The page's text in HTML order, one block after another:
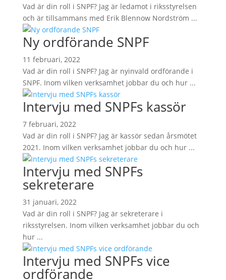
Vad är din roll i SNPF? Jag är ledamot i riksstyrelsen
och är tillsammans med Erik Blennow Nordström ...
Ny ordförande SNPF
11 februari, 2022
Vad är din roll i SNPF? Jag är nyinvald ordförande i
SNPF. Inom vilken verksamhet jobbar du och hur ...
Intervju med SNPFs kassör
7 februari, 2022
Vad är din roll i SNPF? Jag är kassör sedan årsmötet
2021. Inom vilken verksamhet jobbar du och hur ...
Intervju med SNPFs
sekreterare
31 januari, 2022
Vad är din roll i SNPF? Jag är sekreterare i
riksstyrelsen. Inom vilken verksamhet jobbar du och
hur ...
Intervju med SNPFs vice
ordförande